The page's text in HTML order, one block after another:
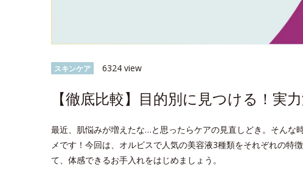
スキンケア 6324 view
【徹底比較】目的別に見つける！実
最近、肌悩みが増えたな…と思ったらケアの見直しどき。そんな
メです！今回は、オルビスで人気の美容液3種類をそれぞれの特
て、体感できるお手入れをはじめましょう。